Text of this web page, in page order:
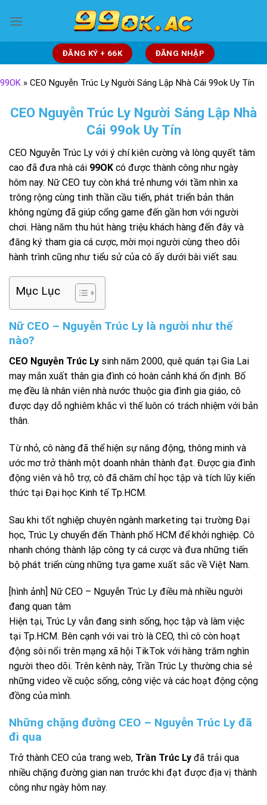
ĐĂNG KÝ + 66K ĐĂNG NHẬP
99OK » CEO Nguyễn Trúc Ly Người Sáng Lập Nhà Cái 99ok Uy Tín
CEO Nguyễn Trúc Ly Người Sáng Lập Nhà
Cái 99ok Uy Tín
CEO Nguyễn Trúc Ly với ý chí kiên cường và lòng quyết tâm
cao đã đưa nhà cái 99OK có được thành công như ngày
hôm nay. Nữ CEO tuy còn khá trẻ nhưng với tầm nhìn xa
trông rộng cùng tinh thần cầu tiến, phát triển bản thân
không ngừng đã giúp cổng game đến gần hơn với người
chơi. Hàng năm thu hút hàng triệu khách hàng đến đây và
đăng ký tham gia cá cược, mời mọi người cùng theo dõi
hành trình cũng như tiểu sử của cô ấy dưới bài viết sau.
Mục Lục
Nữ CEO – Nguyễn Trúc Ly là người như thế
nào?
CEO Nguyễn Trúc Ly sinh năm 2000, quê quán tại Gia Lai
may mắn xuất thân gia đình có hoàn cảnh khá ổn định. Bố
mẹ đều là nhân viên nhà nước thuộc gia đình gia giáo, cô
được dạy dỗ nghiêm khắc vì thế luôn có trách nhiệm với bản
thân.
Từ nhỏ, cô nàng đã thể hiện sự năng động, thông minh và
ước mơ trở thành một doanh nhân thành đạt. Được gia đình
động viên và hỗ trợ, cô đã chăm chỉ học tập và tích lũy kiến
thức tại Đại học Kinh tế Tp.HCM.
Sau khi tốt nghiệp chuyên ngành marketing tại trường Đại
học, Trúc Ly chuyển đến Thành phố HCM để khởi nghiệp. Cô
nhanh chóng thành lập công ty cá cược và đưa những tiến
bộ phát triển cùng những tựa game xuất sắc về Việt Nam.
[hình ảnh] Nữ CEO – Nguyễn Trúc Ly điều mà nhiều người
đang quan tâm
Hiện tại, Trúc Ly vẫn đang sinh sống, học tập và làm việc
tại Tp.HCM. Bên cạnh với vai trò là CEO, thì cô còn hoạt
động sôi nổi trên mạng xã hội TikTok với hàng trăm nghìn
người theo dõi. Trên kênh này, Trần Trúc Ly thường chia sẻ
những video về cuộc sống, công việc và các hoạt động cộng
đồng của mình.
Những chặng đường CEO – Nguyễn Trúc Ly đã
đi qua
Trở thành CEO của trang web, Trần Trúc Ly đã trải qua
nhiều chặng đường gian nan trước khi đạt được địa vị thành
công như ngày hôm nay.